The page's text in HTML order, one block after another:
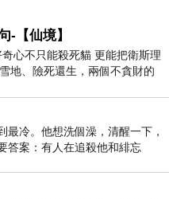
-【仙境】
心不只能殺死貓 更能把衛斯理
地、險死還生，兩個不貪財的
追尋愛情還
冷。他想洗個澡，清醒一下，
答案：有人在追殺他和緋忘